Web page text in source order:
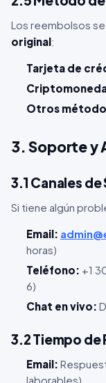
Los reembolsos
original:
Tarjeta de
Otros
3. Soporte y
3.1 Canales
Si tiene algún
Email:
horas)
Teléfono: +1
6)
Chat en vivo:
3.2 Tiempo de
Email:
laborables)